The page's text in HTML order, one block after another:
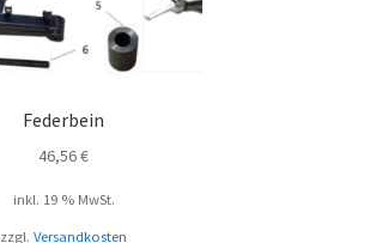
Federbein
46,56€
inkl. 19 % MwSt.
zzgl.Versandkosten